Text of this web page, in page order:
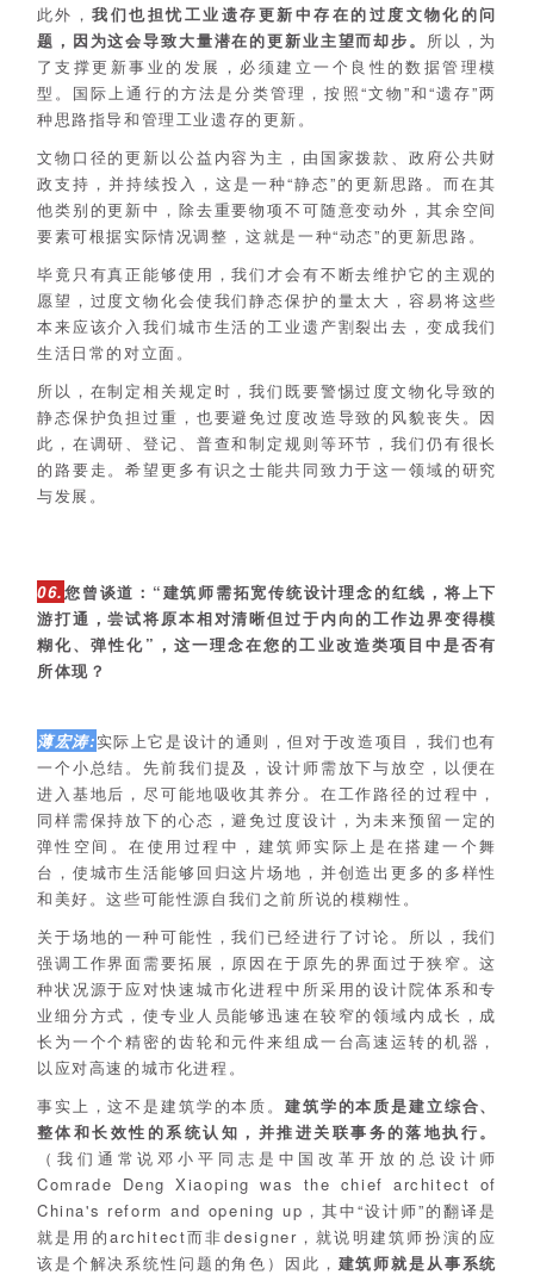
此外，我们也担忧工业遗存更新中存在的过度文物化的问
题，因为这会导致大量潜在的更新业主望而却步。 所以，为
了支撑更新事业的发展，必须建立一个良性的数据管理模
型。国际上通行的方法是分类管理，按照“文物”和“遗存”两
种思路指导和管理工业遗存的更新。
文物口径的更新以公益内容为主，由国家拨款、政府公共财
政支持，并持续投入，这是一种“静态”的更新思路。而在其
他类别的更新中，除去重要物项不可随意变动外，其余空间
要素可根据实际情况调整，这就是一种“动态”的更新思路。
毕竟只有真正能够使用，我们才会有不断去维护它的主观的
愿望，过度文物化会使我们静态保护的量太大，容易将这些
本来应该介入我们城市生活的工业遗产割裂出去，变成我们
生活日常的对立面。
所以，在制定相关规定时，我们既要警惕过度文物化导致的
静态保护负担过重，也要避免过度改造导致的风貌丧失。因
此，在调研、登记、普查和制定规则等环节，我们仍有很长
的路要走。希望更多有识之士能共同致力于这一领域的研究
与发展。
06.您曾谈道：“建筑师需拓宽传统设计理念的红线，将上下
游打通，尝试将原本相对清晰但过于内向的工作边界变得模
糊化、弹性化”，这一理念在您的工业改造类项目中是否有
所体现？
薄宏涛:实际上它是设计的通则，但对于改造项目，我们也有
一个小总结。先前我们提及，设计师需放下与放空，以便在
进入基地后，尽可能地吸收其养分。在工作路径的过程中，
同样需保持放下的心态，避免过度设计，为未来预留一定的
弹性空间。在使用过程中，建筑师实际上是在搭建一个舞
台，使城市生活能够回归这片场地，并创造出更多的多样性
和美好。这些可能性源自我们之前所说的模糊性。
关于场地的一种可能性，我们已经进行了讨论。所以，我们
强调工作界面需要拓展，原因在于原先的界面过于狭窄。这
种状况源于应对快速城市化进程中所采用的设计院体系和专
业细分方式，使专业人员能够迅速在较窄的领域内成长，成
长为一个个精密的齿轮和元件来组成一台高速运转的机器，
以应对高速的城市化进程。
事实上，这不是建筑学的本质。 建筑学的本质是建立综合、
整体和长效性的系统认知，并推进关联事务的落地执行。
（我们通常说邓小平同志是中国改革开放的总设计师
Comrade Deng Xiaoping was the chief architect of
China's reform and opening up，其中“设计师”的翻译是
就是用的architect而非designer，就说明建筑师扮演的应
该是个解决系统性问题的角色）因此， 建筑师就是从事系统